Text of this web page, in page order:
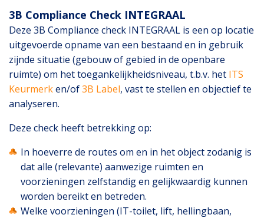
3B Compliance Check INTEGRAAL
Deze 3B Compliance check INTEGRAAL is een op locatie
uitgevoerde opname van een bestaand en in gebruik
zijnde situatie (gebouw of gebied in de openbare
ruimte) om het toegankelijkheidsniveau, t.b.v. het ITS
Keurmerken/of3B Label, vast te stellen en objectief te
analyseren.
Deze check heeft betrekking op:
In hoeverre de routes om en in het object zodanig is
dat alle (relevante) aanwezige ruimten en
voorzieningen zelfstandig en gelijkwaardig kunnen
worden bereikt en betreden.
Welke voorzieningen (IT-toilet, lift, hellingbaan,